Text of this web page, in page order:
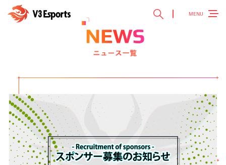
NEWS 最新ニュース ＞
TEAM チーム紹介 ＞
EVENT 参加大会情報 ＞
MENU